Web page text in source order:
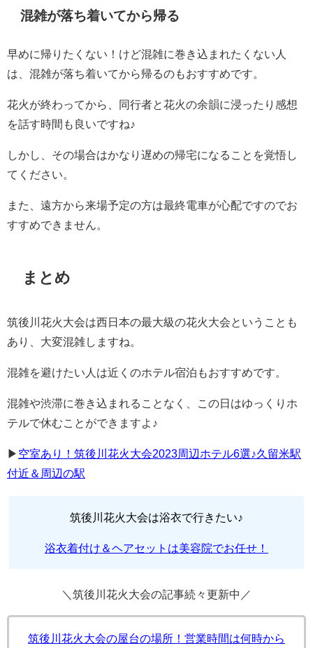
混雑が落ち着いてから帰る
早めに帰りたくない！けど混雑に巻き込まれたくない人
は、混雑が落ち着いてから帰るのもおすすめです。
花火が終わってから、同行者と花火の余韻に浸ったり感想
を話す時間も良いですね♪
しかし、その場合はかなり遅めの帰宅になることを覚悟し
てください。
また、遠方から来場予定の方は最終電車が心配ですのでお
すすめできません。
まとめ
筑後川花火大会は西日本の最大級の花火大会ということも
あり、大変混雑しますね。
混雑を避けたい人は近くのホテル宿泊もおすすめです。
混雑や渋滞に巻き込まれることなく、この日はゆっくりホ
テルで休むことができますよ♪
▶︎ 空室あり！筑後川花火大会2023周辺ホテル6選♪久留米駅
付近＆周辺の駅
筑後川花火大会は浴衣で行きたい♪
浴衣着付け＆ヘアセットは美容院でお任せ！
＼筑後川花火大会の記事続々更新中／
筑後川花火大会の屋台の場所！営業時間は何時から